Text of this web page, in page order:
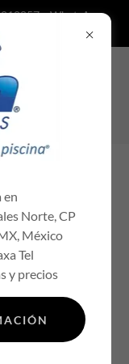
y WhatsApp
al
albercas
-
en
Norte, CP
México
Tel
y precios